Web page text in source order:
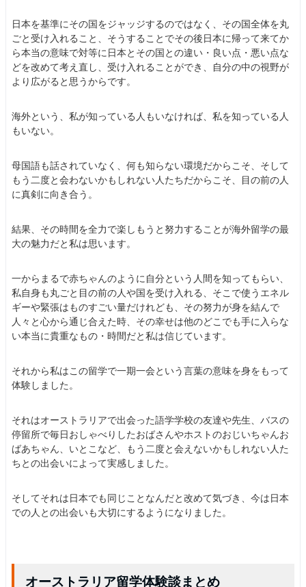
日本を基準にその国をジャッジするのではなく、その国全体を丸
ごと受け入れること、そうすることでその後日本に帰って来てか
ら本当の意味で対等に日本とその国との違い・良い点・悪い点な
どを改めて考え直し、受け入れることができ、自分の中の視野が
より広がると思うからです。
海外という、私が知っている人もいなければ、私を知っている人
もいない。
母国語も話されていなく、何も知らない環境だからこそ、そして
もう二度と会わないかもしれない人たちだからこそ、目の前の人
に真剣に向き合う。
結果、その時間を全力で楽しもうと努力することが海外留学の最
大の魅力だと私は思います。
一からまるで赤ちゃんのように自分という人間を知ってもらい、
私自身も丸ごと目の前の人や国を受け入れる、そこで使うエネル
ギーや緊張はものすごい量だけれども、その努力が身を結んで
人々と心から通じ合えた時、その幸せは他のどこでも手に入らな
い本当に貴重なもの・時間だと私は信じています。
それから私はこの留学で一期一会という言葉の意味を身をもって
体験しました。
それはオーストラリアで出会った語学学校の友達や先生、バスの
停留所で毎日おしゃべりしたおばさんやホストのおじいちゃんお
ばあちゃん、いとこなど、もう二度と会えないかもしれない人た
ちとの出会いによって実感しました。
そしてそれは日本でも同じことなんだと改めて気づき、今は日本
での人との出会いも大切にするようになりました。
オーストラリア留学体験談まとめ